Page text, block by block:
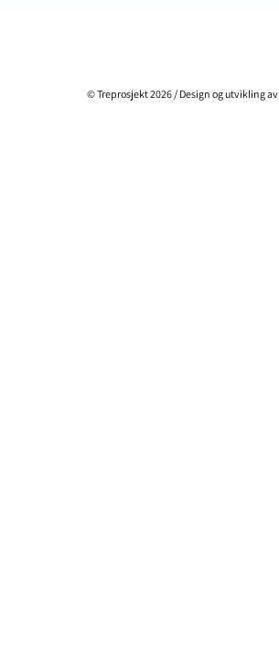
© Treprosjekt 2026 / Design og utvikling av